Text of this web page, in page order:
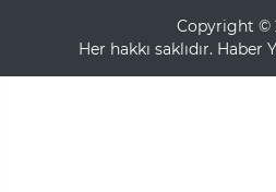
Copyright ©
Her hakkı saklıdır. Haber